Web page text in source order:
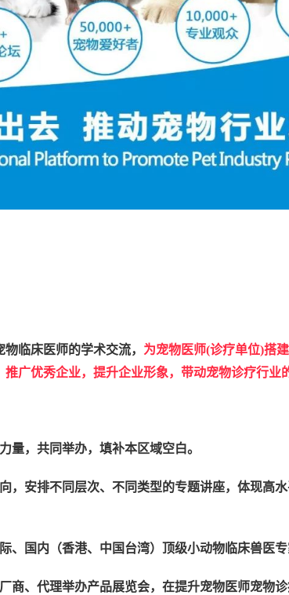
临床医师的学术交流， 为宠物医师(诊疗单位)搭
广优秀企业，提升企业形象，带动宠物诊疗行业
量，共同举办，填补本区域空白。
，安排不同层次、不同类型的专题讲座，体现高
、国内（香港、中国台湾）顶级小动物临床兽医专
商、代理举办产品展览会，在提升宠物医师宠物